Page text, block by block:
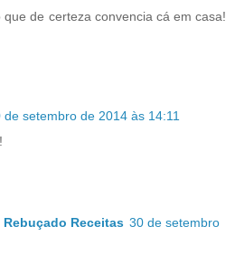
que de certeza convencia cá em casa!
de setembro de 2014 às 14:11
Rebuçado Receitas 30 de setembro